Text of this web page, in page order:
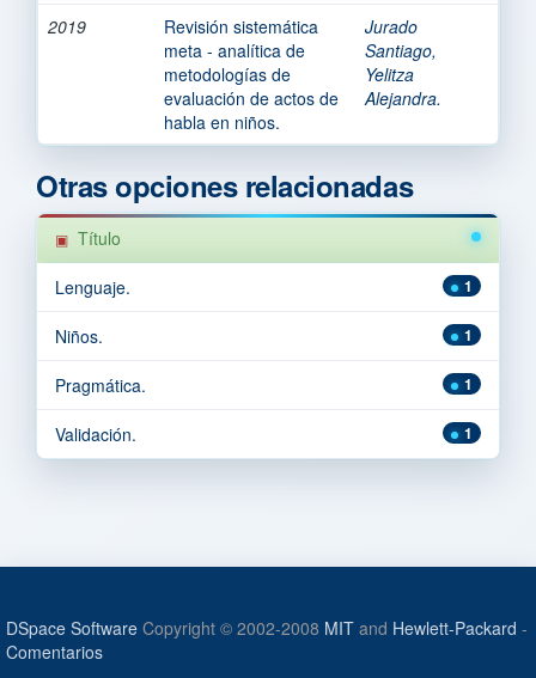
2019
Revisión sistemática
meta - analítica de
metodologías de
evaluación de actos de
habla en niños.
Jurado
Santiago,
Yelitza
Alejandra.
Otras opciones relacionadas
Título
1
Lenguaje.
1
Niños.
1
Pragmática.
1
Validación.
DSpace Software Copyright © 2002-2008 MIT and Hewlett-Packard -
Comentarios